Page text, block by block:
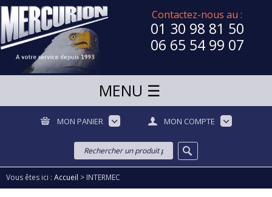
Contactez-nous au :
01 30 98 81 50
06 65 54 99 07
MON PANIER MON COMPTE
Vous êtes ici : Accueil > INTERMEC